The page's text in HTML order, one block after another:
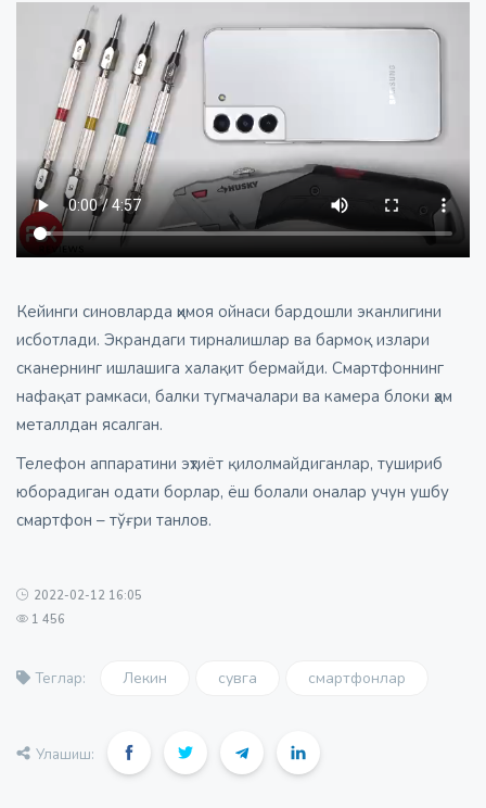
Кейинги синовларда ҳимоя ойнаси бардошли эканлигини
исботлади. Экрандаги тирналишлар ва бармоқ излари
сканернинг ишлашига халақит бермайди. Смартфоннинг
нафақат рамкаси, балки тугмачалари ва камера блоки ҳам
металлдан ясалган.
Телефон аппаратини эҳтиёт қилолмайдиганлар, тушириб
юборадиган одати борлар, ёш болали оналар учун ушбу
смартфон – тўғри танлов.
2022-02-12 16:05
1 456
Теглар: Лекин сувга смартфонлар
Улашиш: